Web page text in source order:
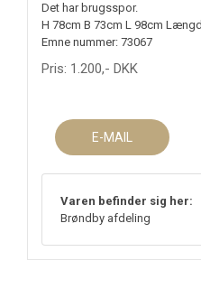
Det har brugsspor.
H 78cm B 73cm L 98cm
Emne nummer: 73067
Pris: 1.200,- DKK
E-MAIL
Varen befinder sig her:
Brøndby afdeling